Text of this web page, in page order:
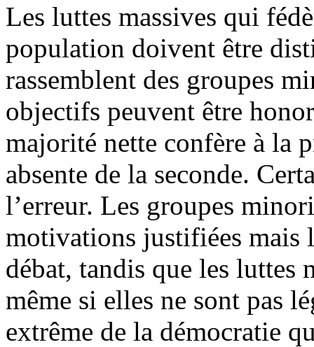
Les luttes massives qui
population doivent être
rassemblent des groupes
objectifs peuvent être
majorité nette confère à la
absente de la seconde.
l’erreur. Les groupes
motivations justifiées mais
débat, tandis que les luttes
même si elles ne sont pas
extrême de la démocratie